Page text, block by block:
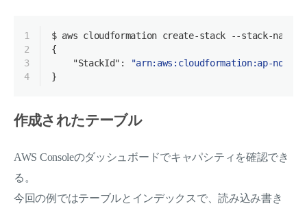
1
2
3
4
$ aws cloudformation create-stack --stack-name
{
"StackId" :
"arn:aws:cloudformation:ap-northeast-
}
作成されたテーブル
AWS Consoleのダッシュボードでキャパシティを確認でき
る。
今回の例ではテーブルとインデックスで、読み込み書き